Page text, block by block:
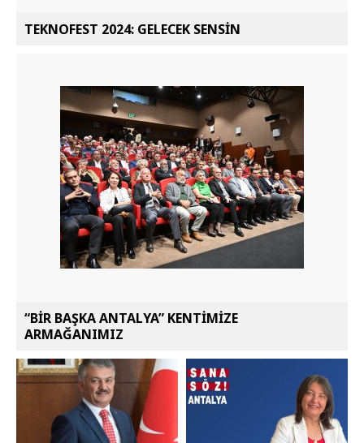
TEKNOFEST 2024: GELECEK SENSİN
“BİR BAŞKA ANTALYA” KENTİMİZE
ARMAĞANIMIZ